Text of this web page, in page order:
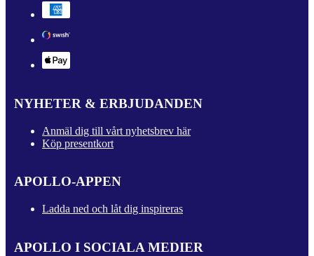
NYHETER & ERBJUDANDEN
Anmäl dig till vårt nyhetsbrev här
Köp presentkort
APOLLO-APPEN
Ladda ned och låt dig inspireras
APOLLO I SOCIALA MEDIER